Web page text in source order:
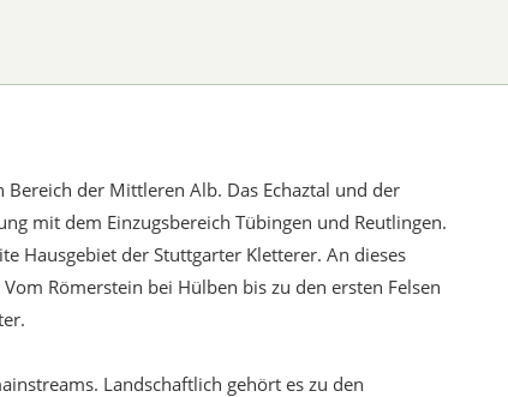
der Mittleren Alb. Das Echaztal und der
mit dem Einzugsbereich Tübingen und Reutlingen.
Hausgebiet der Stuttgarter Kletterer. An dieses
Römerstein bei Hülben bis zu den ersten Felsen
Landschaftlich gehört es zu den